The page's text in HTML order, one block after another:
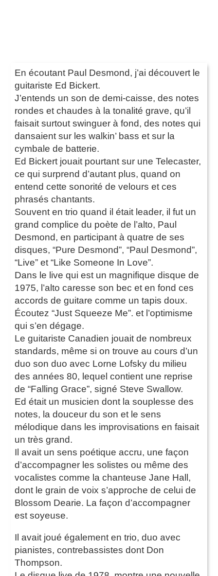
En écoutant Paul Desmond, j’ai découvert le
guitariste Ed Bickert.
J’entends un son de demi-caisse, des notes
rondes et chaudes à la tonalité grave, qu’il
faisait surtout swinguer à fond, des notes qui
dansaient sur les walkin’ bass et sur la
cymbale de batterie.
Ed Bickert jouait pourtant sur une Telecaster,
ce qui surprend d’autant plus, quand on
entend cette sonorité de velours et ces
phrasés chantants.
Souvent en trio quand il était leader, il fut un
grand complice du poète de l’alto, Paul
Desmond, en participant à quatre de ses
disques, “Pure Desmond”, “Paul Desmond”,
“Live” et “Like Someone In Love”.
Dans le live qui est un magnifique disque de
1975, l’alto caresse son bec et en fond ces
accords de guitare comme un tapis doux.
Écoutez “Just Squeeze Me”. et l’optimisme
qui s’en dégage.
Le guitariste Canadien jouait de nombreux
standards, même si on trouve au cours d’un
duo son duo avec Lorne Lofsky du milieu
des années 80, lequel contient une reprise
de “Falling Grace”, signé Steve Swallow.
Ed était un musicien dont la souplesse des
notes, la douceur du son et le sens
mélodique dans les improvisations en faisait
un très grand.
Il avait un sens poétique accru, une façon
d’accompagner les solistes ou même des
vocalistes comme la chanteuse Jane Hall,
dont le grain de voix s’approche de celui de
Blossom Dearie. La façon d’accompagner
est soyeuse.
Il avait joué également en trio, duo avec
pianistes, contrebassistes dont Don
Thompson.